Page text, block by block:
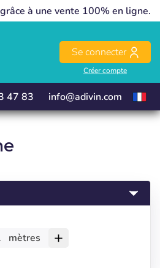
à une vente 100% en ligne.
Se connecter
Créer compte
close
47 83 info@adivin.com
close
mètres add
close
close